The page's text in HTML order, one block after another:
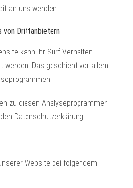
an uns wenden.
von Dritt­anbietern
kann Ihr Surf-Verhalten
werden. Das geschieht vor allem
zu diesen Analyseprogrammen
Datenschutzerklärung.
Website bei folgendem